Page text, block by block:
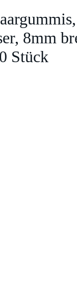
8mm
Stück